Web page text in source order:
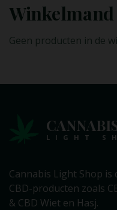
Winkelmand
Geen producten in de
LIGHT
Cannabis Light Shop
CBD-producten zoals
& CBD Wiet en Hasj.